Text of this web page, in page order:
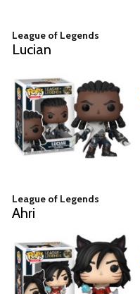
League of Legends
Lucian
League of Legends
Ahri